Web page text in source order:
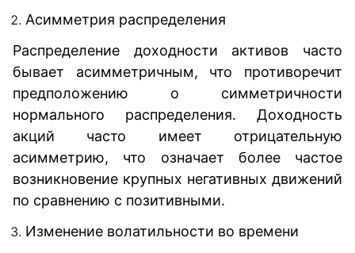
Асимметрия распределения
Распределение доходности активов часто
бывает асимметричным, что противоречит
предположению о симметричности
нормального распределения. Доходность
акций часто имеет отрицательную
асимметрию, что означает более частое
возникновение крупных негативных движений
по сравнению с позитивными.
Изменение волатильности во времени